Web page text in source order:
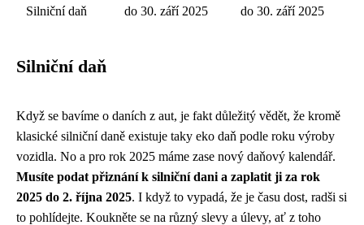
Silniční daň do 30. září 2025 do 30. září 2025
Silniční daň
Když se bavíme o daních z aut, je fakt důležitý vědět, že kromě
klasické silniční daně existuje taky eko daň podle roku výroby
vozidla. No a pro rok 2025 máme zase nový daňový kalendář.
Musíte podat přiznání k silniční dani a zaplatit ji za rok
2025 do 2. října 2025. I když to vypadá, že je času dost, radši si
to pohlídejte. Koukněte se na různý slevy a úlevy, ať z toho